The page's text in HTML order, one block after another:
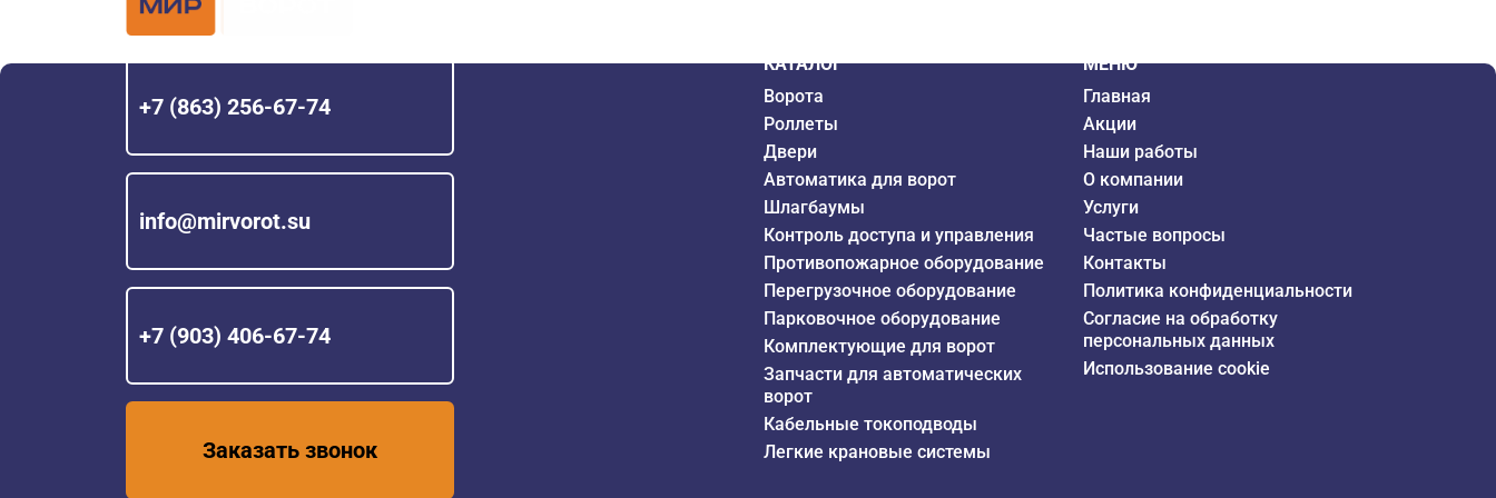
+7 (863) 256-67-74
info@mirvorot.su
+7 (903) 406-67-74
Заказать звонок
КАТАЛОГ
Ворота
Роллеты
Двери
Автоматика для ворот
Шлагбаумы
Контроль доступа и управления
Противопожарное оборудование
Перегрузочное оборудование
Парковочное оборудование
Комплектующие для ворот
Запчасти для автоматических
ворот
Кабельные токоподводы
Легкие крановые системы
МЕНЮ
Главная
Акции
Наши работы
О компании
Услуги
Частые вопросы
Контакты
Политика конфиденциальности
Согласие на обработку
персональных данных
Использование cookie